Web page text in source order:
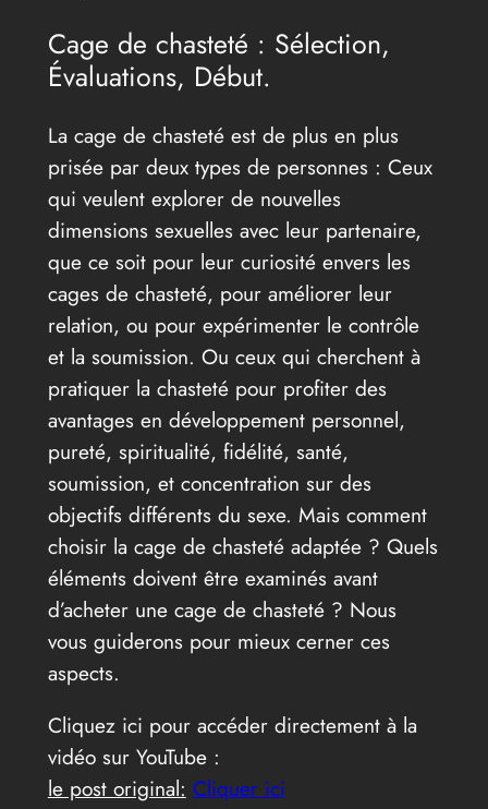
Cage de chasteté : Sélection,
Évaluations, Début.
La cage de chasteté est de plus en plus
prisée par deux types de personnes : Ceux
qui veulent explorer de nouvelles
dimensions sexuelles avec leur partenaire,
que ce soit pour leur curiosité envers les
cages de chasteté, pour améliorer leur
relation, ou pour expérimenter le contrôle
et la soumission. Ou ceux qui cherchent à
pratiquer la chasteté pour profiter des
avantages en développement personnel,
pureté, spiritualité, fidélité, santé,
soumission, et concentration sur des
objectifs différents du sexe. Mais comment
choisir la cage de chasteté adaptée ? Quels
éléments doivent être examinés avant
d’acheter une cage de chasteté ? Nous
vous guiderons pour mieux cerner ces
aspects.
Cliquez ici pour accéder directement à la
vidéo sur YouTube :
le post original: Cliquer ici